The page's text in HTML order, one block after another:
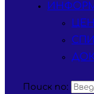
Поиск по: